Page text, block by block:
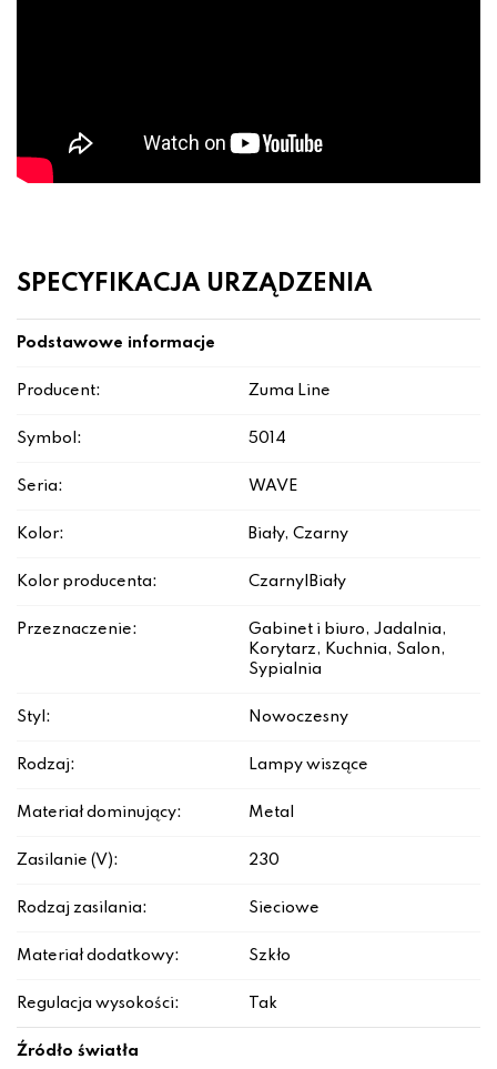
SPECYFIKACJA URZĄDZENIA
Podstawowe informacje
Producent: Zuma Line
Symbol: 5014
Seria: WAVE
Kolor: Biały, Czarny
Kolor producenta: Czarny|Biały
Przeznaczenie:
Gabinet i biuro, Jadalnia,
Korytarz, Kuchnia, Salon,
Sypialnia
Styl: Nowoczesny
Rodzaj: Lampy wiszące
Materiał dominujący: Metal
Zasilanie (V): 230
Rodzaj zasilania: Sieciowe
Materiał dodatkowy: Szkło
Regulacja wysokości: Tak
Źródło światła